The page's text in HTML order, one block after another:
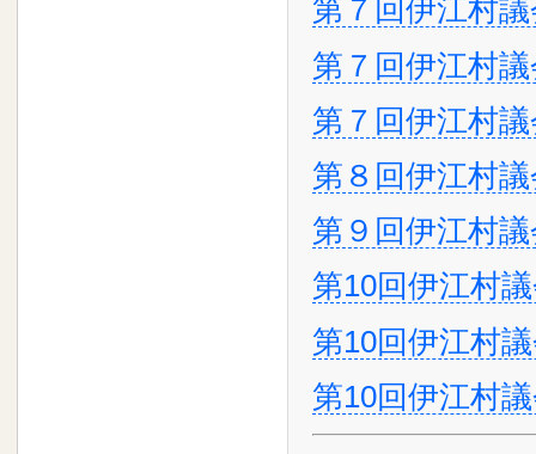
第７回伊江村
第７回伊江村
第７回伊江村
第８回伊江村
第９回伊江村
第10回伊江村
第10回伊江村
第10回伊江村